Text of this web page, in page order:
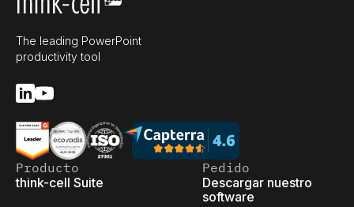
The leading PowerPoint
productivity tool
Producto
think-cell Suite
Pedido
Descargar nuestro
software